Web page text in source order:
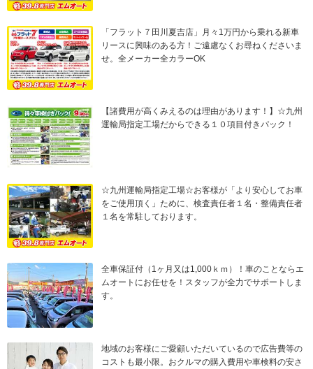
「フラット７田川夏吉店」月々1万円から乗れる新車
リースに興味のある方！ご遠慮なくお尋ねくださいま
せ。全メーカー全カラーOK
【諸費用が高くみえるのは理由があります！】☆九州
運輸局指定工場だからできる１０項目付きパック！
☆九州運輸局指定工場☆お客様が「より安心してお車
をご使用頂く」ために、検査責任者１名・整備責任者
１名を常駐しております。
全車保証付（1ヶ月又は1,000ｋｍ）！車のことならエ
ムオートにお任せを！スタッフが全力でサポートしま
す。
地域のお客様にご愛顧いただいているので広告費等の
コストも最小限。おクルマの購入費用や車検料の安さ